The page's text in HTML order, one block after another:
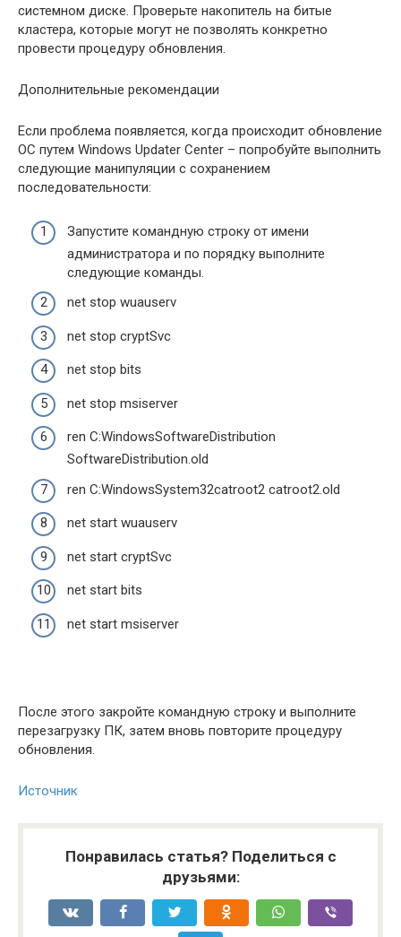
системном диске. Проверьте накопитель на битые
кластера, которые могут не позволять конкретно
провести процедуру обновления.
Дополнительные рекомендации
Если проблема появляется, когда происходит обновление
OC путем Windows Updater Center – попробуйте выполнить
следующие манипуляции с сохранением
последовательности:
Запустите командную строку от имени
администратора и по порядку выполните
следующие команды.
net stop wuauserv
net stop cryptSvc
net stop bits
net stop msiserver
ren C:WindowsSoftwareDistribution
SoftwareDistribution.old
ren C:WindowsSystem32catroot2 catroot2.old
net start wuauserv
net start cryptSvc
net start bits
net start msiserver
После этого закройте командную строку и выполните
перезагрузку ПК, затем вновь повторите процедуру
обновления.
Источник
Понравилась статья? Поделиться с
друзьями: